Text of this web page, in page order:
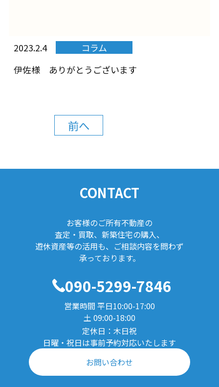
2023.2.4
コラム
伊佐様 ありがとうございます
前へ
CONTACT
お客様のご所有不動産の
査定・買取、新築住宅の購入、
遊休資産等の活用も、ご相談内容を問わず
承っております。
090-5299-7846
営業時間 平日10:00-17:00
土 09:00-18:00
定休日：木日祝
日曜・祝日は事前予約対応いたします
お問い合わせ